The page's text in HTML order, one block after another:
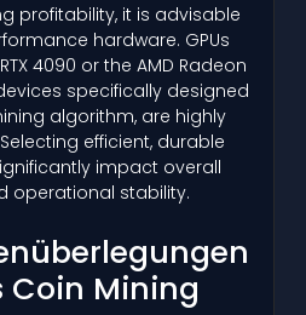
profitability, it is advisable
hardware. GPUs
4090 or the AMD Radeon
devices specifically designed
algorithm, are highly
efficient, durable
impact overall
operational stability.
Coin Mining